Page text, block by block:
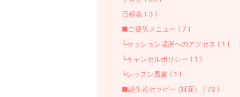
日程表 ( 3 )
■ご提供メニュー ( 7 )
└セッション場所へのアクセス ( 1 )
└キャンセルポリシー ( 1 )
└レッスン風景 ( 1 )
■誕生花セラピー (対面） ( 76 )